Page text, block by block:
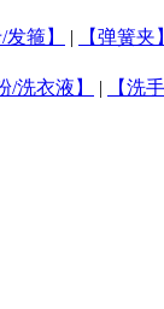
发箍】 |
【弹簧夹
/洗衣液】 |
【洗